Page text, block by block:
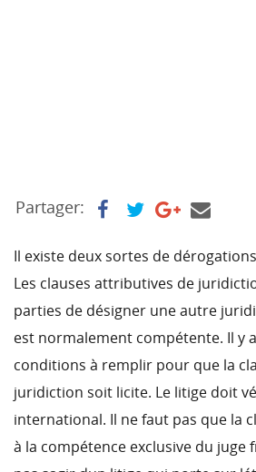
Partager:
Il existe deux sortes de
Les clauses attributives de
parties de désigner une autre
est normalement compétente. Il y
conditions à remplir pour que la
juridiction soit licite. Le litige doit
international. Il ne faut pas que la
à la compétence exclusive du juge